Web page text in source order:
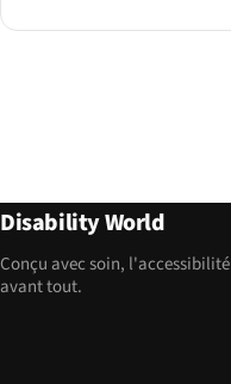
Disability World
Conçu avec soin, l'accessibilité
avant tout.